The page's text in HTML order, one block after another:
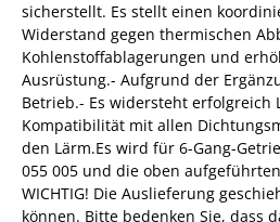
sicherstellt. Es stellt einen
Widerstand gegen thermischen
Kohlenstoffablagerungen und
Ausrüstung.- Aufgrund der
Betrieb.- Es widersteht
Kompatibilität mit allen
den Lärm.Es wird für 6-Gang-
055 005 und die oben
WICHTIG! Die Auslieferung
können. Bitte bedenken Sie, dass